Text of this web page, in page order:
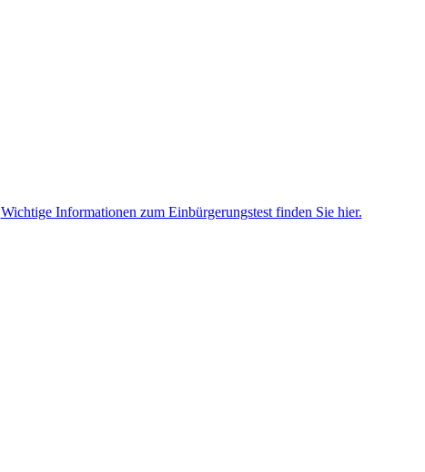
Wichtige Informationen zum Einbürgerungstest finden Sie hier.